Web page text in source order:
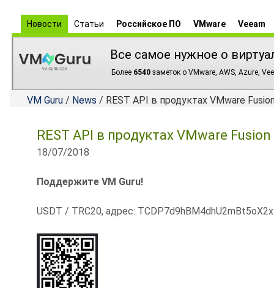
Новости Статьи Российское ПО VMware Veeam
Все самое нужное о
Более 6540 заметок о VMware, AWS, Azure,
VM Guru / News / REST API в продуктах VMware
REST API в продуктах VMware
18/07/2018
Поддержите VM Guru!
USDT / TRC20, адрес: